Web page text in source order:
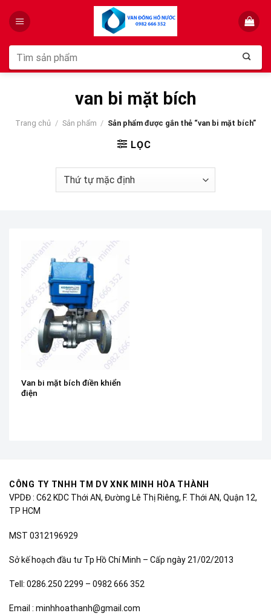
Tìm
kiếm:
van bi mặt bích
Trang chủ / Sản phẩm / Sản phẩm được gắn thẻ “van bi mặt bích”
LỌC
Van bi mặt bích điền khiển
điện
CÔNG TY TNHH TM DV XNK MINH HÒA THÀNH
VPDĐ : C62 KDC Thới AN, Đường Lê Thị Riêng, F. Thới AN, Quận 12,
TP HCM
MST 0312196929
Sở kế hoạch đầu tư Tp Hồ Chí Minh – Cấp ngày 21/02/2013
Tell: 0286.250 2299 – 0982 666 352
Email : minhhoathanh@gmail.com